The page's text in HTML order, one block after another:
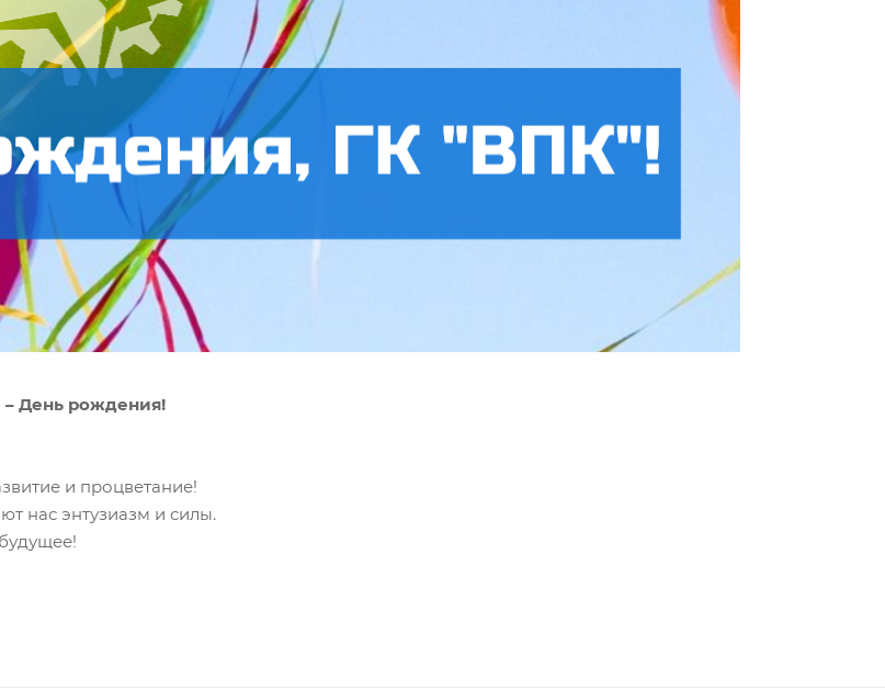
День рождения!
и процветание!
нас энтузиазм и силы.